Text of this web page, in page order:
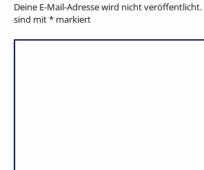
Deine E-Mail-Adresse wird nicht veröffentlicht.
sind mit* markiert